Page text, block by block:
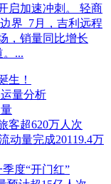
启加速冲刺。 轻商
界 7月，吉利远程
，销量同比增长
。...
生！
量分析
客超620万人次
动量完成20119.4万
度“开门红”